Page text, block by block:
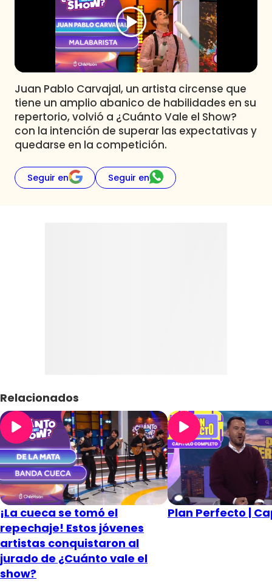
Juan Pablo Carvajal, un artista circense que
tiene un amplio abanico de habilidades en su
repertorio, volvió a ¿Cuánto Vale el Show?
con la intención de superar las expectativas y
quedarse en la competición.
Seguir en Seguir en
Relacionados
¡La cueca se tomó el
repechaje! Estos jóvenes
artistas conquistaron al
jurado de ¿Cuánto vale el
show?
Plan Perfecto |
Contigo en Directo
Plan Perfecto
El Tiempo
Sabingo
Todos Los Programas